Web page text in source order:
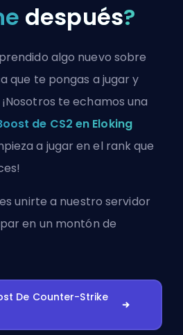
después?
algo nuevo sobre
que te pongas a jugar y
te echamos una
de CS2 en Eloking
a jugar en el rank que
unirte a nuestro servidor
en un montón de
De Counter-Strike